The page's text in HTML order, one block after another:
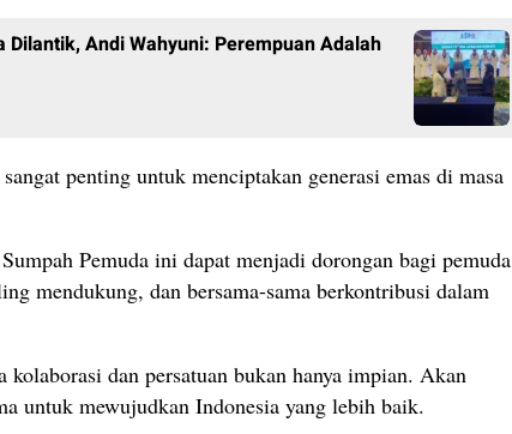
Andi Wahyuni: Perempuan Adalah
penting untuk menciptakan generasi emas di masa
Pemuda ini dapat menjadi dorongan bagi pemuda
mendukung, dan bersama-sama berkontribusi dalam
kolaborasi dan persatuan bukan hanya impian. Akan
untuk mewujudkan Indonesia yang lebih baik.